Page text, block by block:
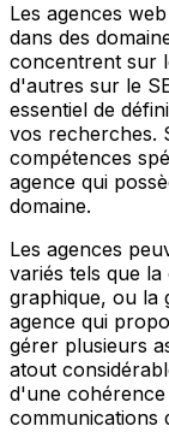
Les agences
dans des
concentrent sur
d'autres sur le
essentiel de
vos recherches.
compétences
agence qui
domaine.
Les agences
variés tels que
graphique, ou la
agence qui
gérer plusieurs
atout
d'une cohérence
communications